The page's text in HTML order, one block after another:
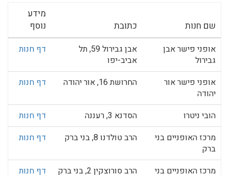
שם חנות כתובת
מידע
נוסף
אופני פישר אבן
גבירול
אבן גבירול 59, תל
אביב-יפו
דף חנות
אופני פישר אור
יהודה
החרושת 16, אור יהודה דף חנות
הובי ניטרו הסדנא 3, רעננה
דף חנות
מרכז האופניים בני
ברק
הרב טולדנו 8, בני ברק דף חנות
מרכז האופניים בני
הרב סורוצקין 2, בני ברק דף חנות